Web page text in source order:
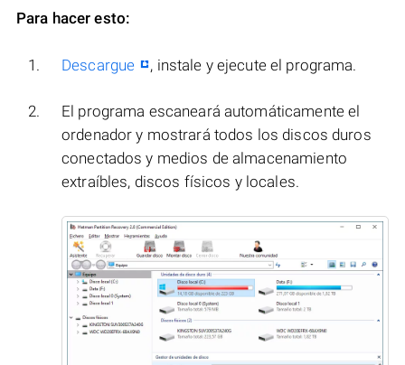
Para hacer esto:
Descargue , instale y ejecute el programa.
El programa escaneará automáticamente el
ordenador y mostrará todos los discos duros
conectados y medios de almacenamiento
extraíbles, discos físicos y locales.